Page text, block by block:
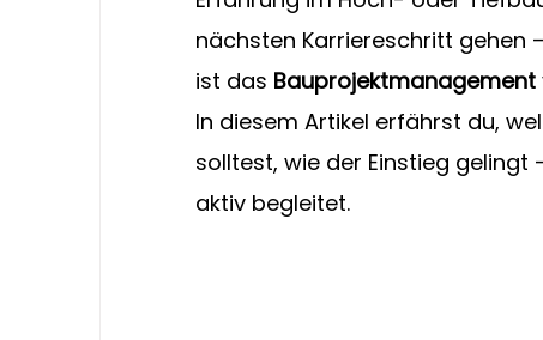
nächsten Karriereschritt gehen –
ist das Bauprojektmanagement
In diesem Artikel erfährst du,
solltest, wie der Einstieg gelingt
aktiv begleitet.